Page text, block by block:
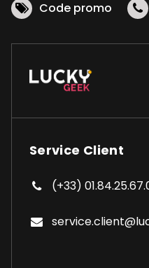
Code promo
Service Client
(+33)